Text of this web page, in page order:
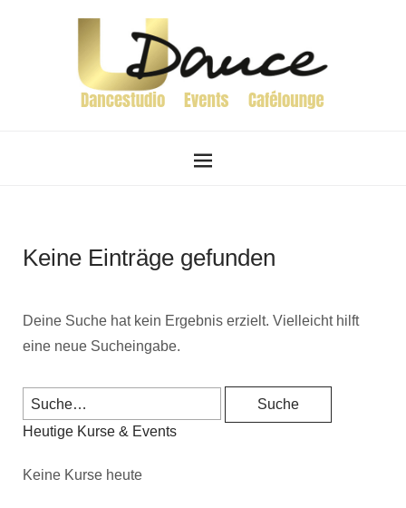
Keine Einträge gefunden
Deine Suche hat kein Ergebnis erzielt. Vielleicht hilft
eine neue Sucheingabe.
Heutige Kurse & Events
Keine Kurse heute